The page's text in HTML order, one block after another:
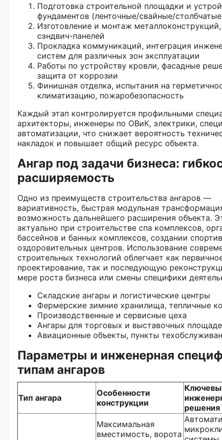
Подготовка строительной площадки и
фундаментов (ленточные/свайные/
Изготовление и монтаж
сэндвич-панелей
Прокладка коммуникаций, интеграция
систем для различных зон эксплуатации
Работы по устройству кровли, фасадные
защита от коррозии
Финишная отделка, испытания на
климатизацию, пожаробезопасность
Каждый этап контролируется профильными
архитекторы, инженеры по ОВиК, электрики,
автоматизации, что снижает вероятность
накладок и повышает общий ресурс объекта.
Ангар под задачи бизнеса:
расширяемость
Одно из преимуществ строительства ангаров —
вариативность, быстрая модульная
возможность дальнейшего расширения объекта.
актуально при строительстве спа комплексов,
бассейнов и банных комплексов, создании
оздоровительных центров. Использование
строительных технологий облегчает как
проектирование, так и последующую
мере роста бизнеса или смены специфики
Складские ангары и логистические центры
Фермерские зимние хранилища, тепличные
Производственные и сервисные цеха
Ангары для торговых и выставочных
Авиационные объекты, пункты
Параметры и инженерная
типам ангаров
Тип ангара
Особенности
конструкции
решения
Максимальная
вместимость, ворота